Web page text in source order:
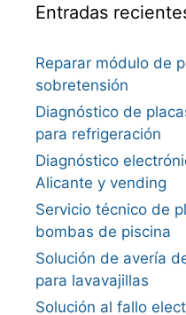
Entradas
Reparar módulo de
sobretensión
Diagnóstico de
para refrigeración
Diagnóstico
Alicante y vending
Servicio técnico de
bombas de piscina
Solución de avería
para lavavajillas
Solución al fallo